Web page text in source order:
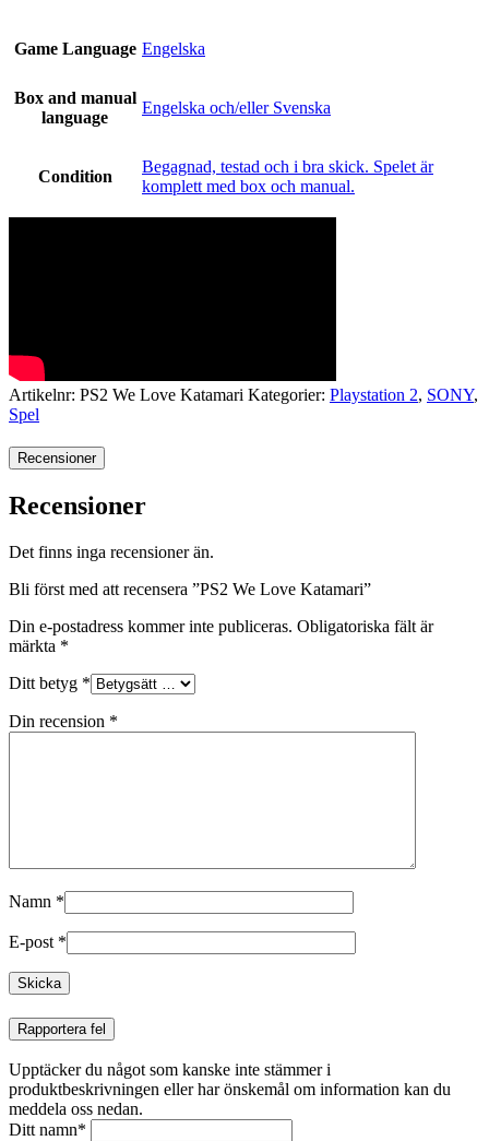
Game Language Engelska
Box and manual
language
Engelska och/eller Svenska
Condition
Begagnad, testad och i bra skick. Spelet är
komplett med box och manual.
Artikelnr: PS2 We Love Katamari Kategorier: Playstation 2, SONY,
Spel
Recensioner
Recensioner
Det finns inga recensioner än.
Bli först med att recensera ”PS2 We Love Katamari”
Din e-postadress kommer inte publiceras. Obligatoriska fält är
märkta *
Ditt betyg *
Din recension *
Namn *
E-post *
Rapportera fel
Upptäcker du något som kanske inte stämmer i
produktbeskrivningen eller har önskemål om information kan du
meddela oss nedan.
Ditt namn*